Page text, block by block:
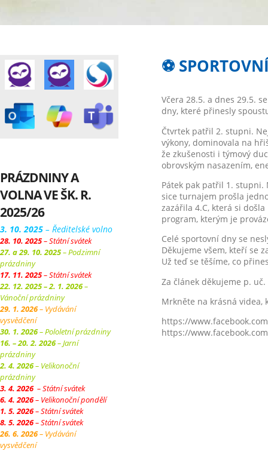
PRÁZDNINY A
VOLNA VE ŠK. R.
2025/26
3. 10. 2025 – Ředitelské volno
28. 10. 2025– Státní svátek
27. a 29. 10. 2025– Podzimní
prázdniny
17. 11. 2025– Státní svátek
22. 12. 2025 – 2. 1. 2026–
Vánoční prázdniny
29. 1. 2026– Vydávání
vysvědčení
30. 1. 2026– Pololetní prázdniny
16. – 20. 2. 2026– Jarní
prázdniny
2. 4. 2026– Velikonoční
prázdniny
3. 4. 2026– Státní svátek
6. 4. 2026– Velikonoční pondělí
1. 5. 2026– Státní svátek
8. 5. 2026– Státní svátek
26. 6. 2026– Vydávání
vysvědčení
⚽
Včera 28.5. a dnes 29.5.
dny, které přinesly
Čtvrtek patřil 2. stupni.
výkony, dominovala na
že zkušenosti i týmový
obrovským nasazením,
Pátek pak patřil 1. stupni.
sice turnajem prošla
zazářila 4.C, která si
program, kterým je
Celé sportovní dny se
Děkujeme všem, kteří se
Už teď se těšíme, co
Za článek děkujeme p.
Mrkněte na krásná videa,
https://
https://